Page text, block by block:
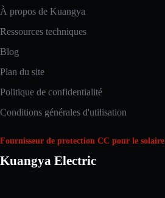
À propos de Kuangya
Ressources techniques
Blog
Plan du site
Politique de confidentialité
Conditions générales d'utilisation
Fournisseur de protection CC pour le solaire
Kuangya Electric